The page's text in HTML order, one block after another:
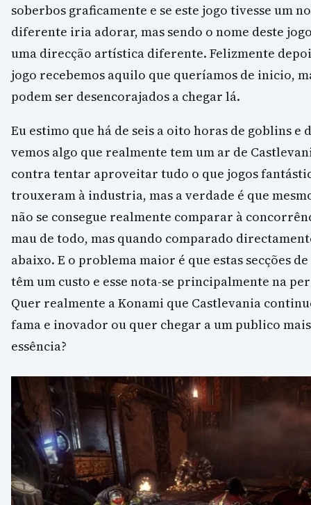
soberbos graficamente e se este jogo tivesse um
diferente iria adorar, mas sendo o nome deste
uma direcção artística diferente. Felizmente
jogo recebemos aquilo que queríamos de inicio,
podem ser desencorajados a chegar lá.
Eu estimo que há de seis a oito horas de goblins e
vemos algo que realmente tem um ar de
contra tentar aproveitar tudo o que jogos
trouxeram à industria, mas a verdade é que
não se consegue realmente comparar à
mau de todo, mas quando comparado
abaixo. E o problema maior é que estas secções
têm um custo e esse nota-se principalmente na
Quer realmente a Konami que Castlevania
fama e inovador ou quer chegar a um publico
essência?